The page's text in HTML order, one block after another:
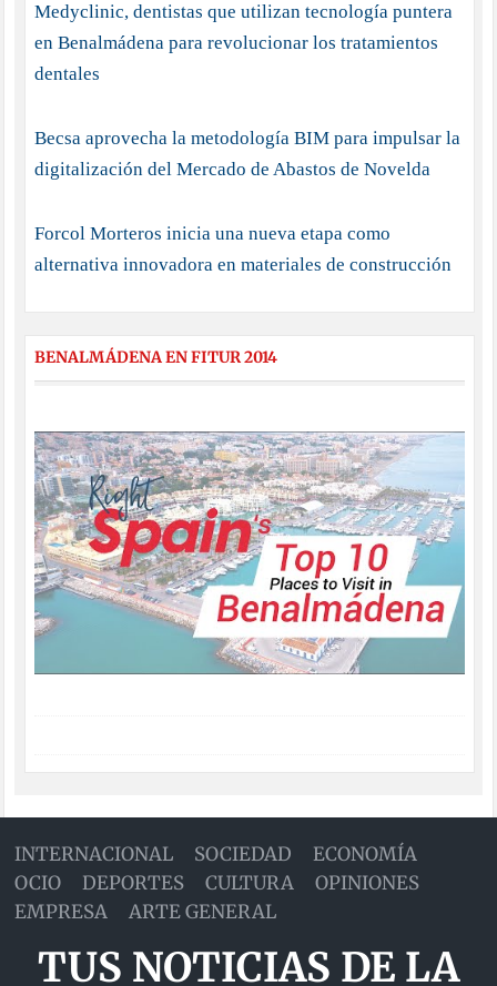
Medyclinic, dentistas que utilizan tecnología puntera
en Benalmádena para revolucionar los tratamientos
dentales
Becsa aprovecha la metodología BIM para impulsar la
digitalización del Mercado de Abastos de Novelda
Forcol Morteros inicia una nueva etapa como
alternativa innovadora en materiales de construcción
BENALMÁDENA EN FITUR 2014
INTERNACIONAL SOCIEDAD
ECONOMÍA
OCIO
DEPORTES CULTURA
OPINIONES
EMPRESA
ARTE GENERAL
TUS NOTICIAS DE LA